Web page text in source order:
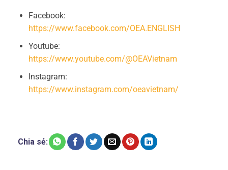
Facebook:
https://www.facebook.com/OEA.ENGLISH
Youtube:
https://www.youtube.com/@OEAVietnam
Instagram:
https://www.instagram.com/oeavietnam/
Chia sẻ: